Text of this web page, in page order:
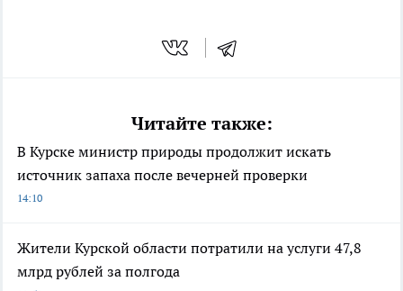
Читайте также:
В Курске министр природы продолжит искать
источник запаха после вечерней проверки
14:10
Жители Курской области потратили на услуги 47,8
млрд рублей за полгода